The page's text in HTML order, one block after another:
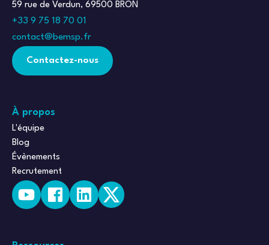
59 rue de Verdun, 69500 BRON
+33 9 75 18 70 01
contact@bemsp.fr
Contactez-nous
À propos
L'équipe
Blog
Évènements
Recrutement